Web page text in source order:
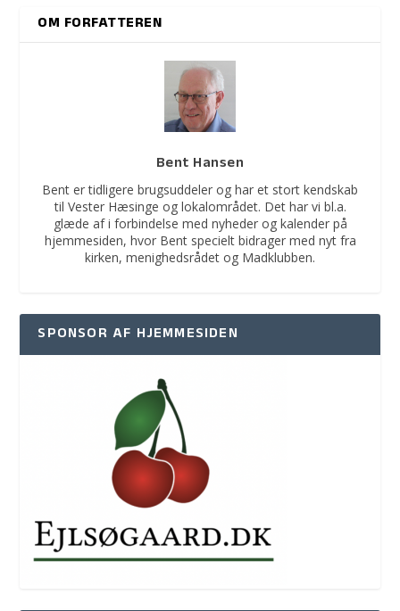
OM FORFATTEREN
Bent Hansen
Bent er tidligere brugsuddeler og har et stort kendskab
til Vester Hæsinge og lokalområdet. Det har vi bl.a.
glæde af i forbindelse med nyheder og kalender på
hjemmesiden, hvor Bent specielt bidrager med nyt fra
kirken, menighedsrådet og Madklubben.
SPONSOR AF HJEMMESIDEN